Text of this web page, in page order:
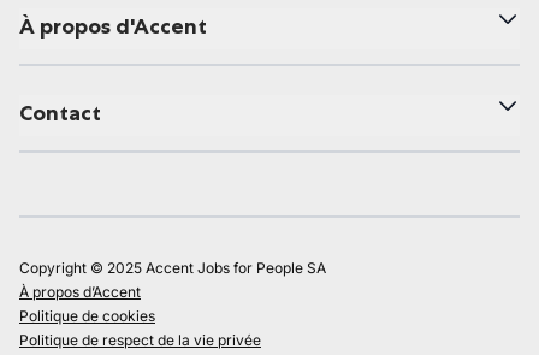
À propos d'Accent
Contact
Copyright © 2025 Accent Jobs for People SA
À propos d’Accent
Politique de cookies
Politique de respect de la vie privée